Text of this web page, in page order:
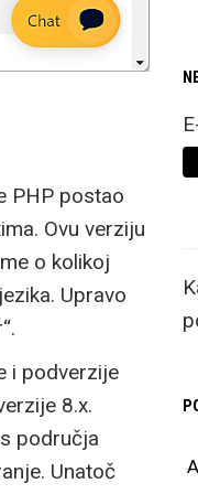
PHP postao
Ovu verziju
o kolikoj
Upravo
i podverzije
8.x.
područja
Unatoč